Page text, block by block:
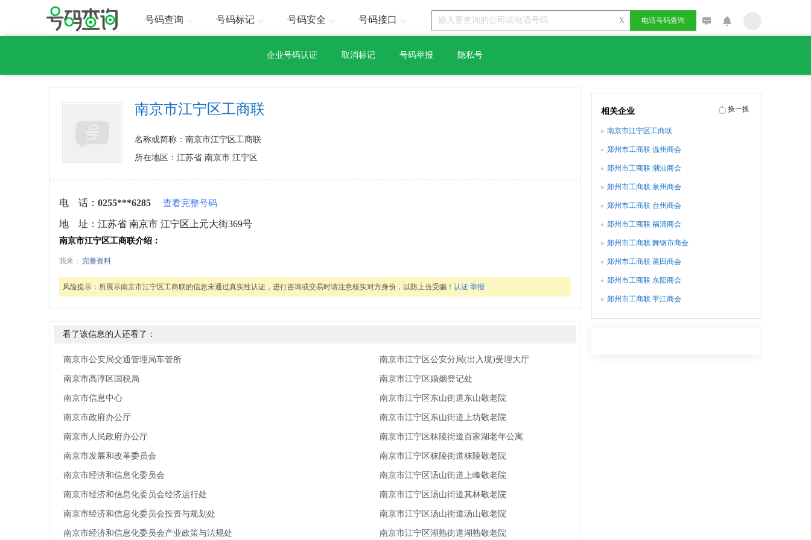
号码查询 号码标记 号码安全 号码接口 X 电话号码查询
企业号码认证 取消标记 号码举报 隐私号
南京市江宁区工商联
名称或简称：南京市江宁区工商联
所在地区：江苏省 南京市 江宁区
电 话： 0255***6285 查看完整号码
地 址： 江苏省 南京市 江宁区上元大街369号
南京市江宁区工商联介绍：
我来： 完善资料
风险提示： 所展示南京市江宁区工商联的信息未通过真实性认证，进行咨询或交易时请注意核实对方身份，以防上当受骗！ 认证 举报
看了该信息的人还看了：
南京市公安局交通管理局车管所
南京市高淳区国税局
南京市信息中心
南京市政府办公厅
南京市人民政府办公厅
南京市发展和改革委员会
南京市经济和信息化委员会
南京市经济和信息化委员会经济运行处
南京市经济和信息化委员会投资与规划处
南京市经济和信息化委员会产业政策与法规处
南京市江宁区公安分局(出入境)受理大厅
南京市江宁区婚姻登记处
南京市江宁区东山街道东山敬老院
南京市江宁区东山街道上坊敬老院
南京市江宁区秣陵街道百家湖老年公寓
南京市江宁区秣陵街道秣陵敬老院
南京市江宁区汤山街道上峰敬老院
南京市江宁区汤山街道其林敬老院
南京市江宁区汤山街道汤山敬老院
南京市江宁区湖熟街道湖熟敬老院
相关企业 换一换
南京市江宁区工商联
郑州市工商联 温州商会
郑州市工商联 潮汕商会
郑州市工商联 泉州商会
郑州市工商联 台州商会
郑州市工商联 福清商会
郑州市工商联 舞钢市商会
郑州市工商联 莆田商会
郑州市工商联 东阳商会
郑州市工商联 平江商会